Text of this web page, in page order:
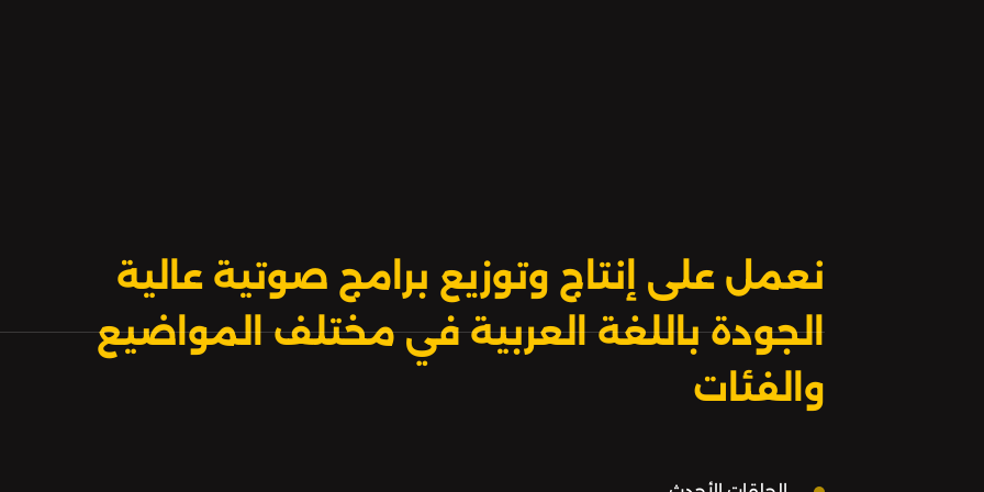
نعمل على إنتاج وتوزيع برامج صوتية عالية
الجودة باللغة العربية في مختلف المواضيع
والفئات